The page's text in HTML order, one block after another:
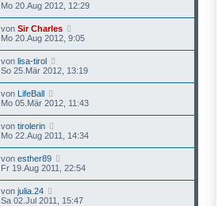
Mo 20.Aug 2012, 12:29
von Sir Charles
Mo 20.Aug 2012, 9:05
von lisa-tirol
So 25.Mär 2012, 13:19
von LifeBall
Mo 05.Mär 2012, 11:43
von tirolerin
Mo 22.Aug 2011, 14:34
von esther89
Fr 19.Aug 2011, 22:54
von julia.24
Sa 02.Jul 2011, 15:47